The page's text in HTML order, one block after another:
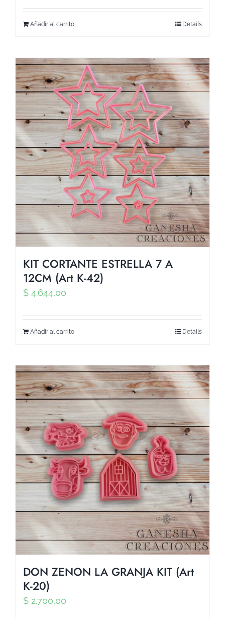
Añadir al carrito Details
KIT CORTANTE ESTRELLA 7 A
12CM (Art K-42)
$ 4.644,00
Añadir al carrito Details
DON ZENON LA GRANJA KIT (Art
K-20)
$ 2.700,00